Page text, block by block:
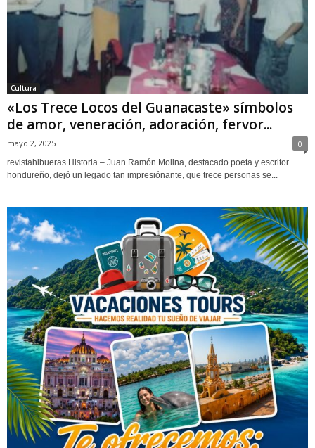
Cultura
«Los Trece Locos del Guanacaste» símbolos
de amor, veneración, adoración, fervor...
mayo 2, 2025 0
revistahibueras Historia.– Juan Ramón Molina, destacado poeta y escritor
hondureño, dejó un legado tan impresiónante, que trece personas se...